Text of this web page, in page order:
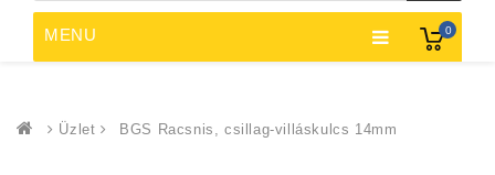
0
MENU
Üzlet BGS Racsnis, csillag-villáskulcs 14mm